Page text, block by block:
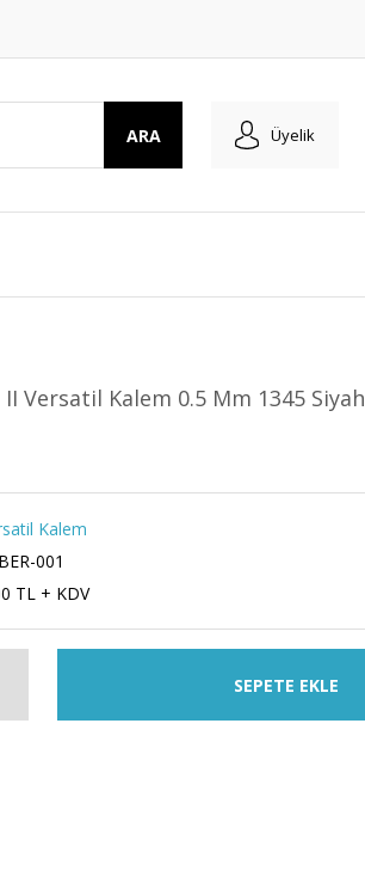
ARA Üyelik
Versatil Kalem 0.5 Mm 1345 Siyah
Kalem
001
TL + KDV
SEPETE EKLE